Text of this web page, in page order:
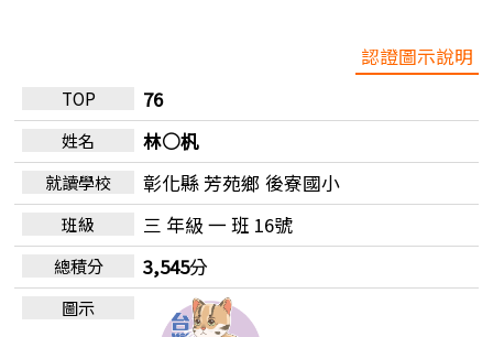
認證圖示說明
76
林○杋
彰化縣 芳苑鄉 後寮國小
三 年級 一 班 16號
3,545分